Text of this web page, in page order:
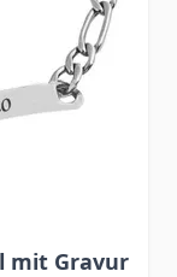
mit Gravur